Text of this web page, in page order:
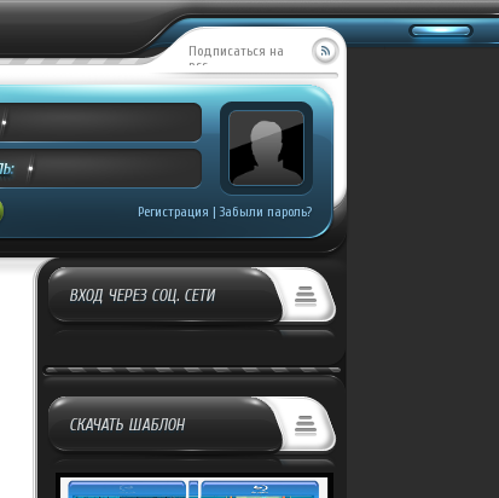
Подписаться на
RSS
Регистрация | Забыли пароль?
ВХОД ЧЕРЕЗ СОЦ. СЕТИ
СКАЧАТЬ ШАБЛОН